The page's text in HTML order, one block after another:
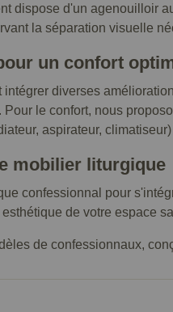
dispose d'un agenouilloir
la séparation visuelle
un confort
diverses
le confort, nous
aspirateur,
mobilier liturgique
confessionnal pour
de votre espace
de confessionnaux,